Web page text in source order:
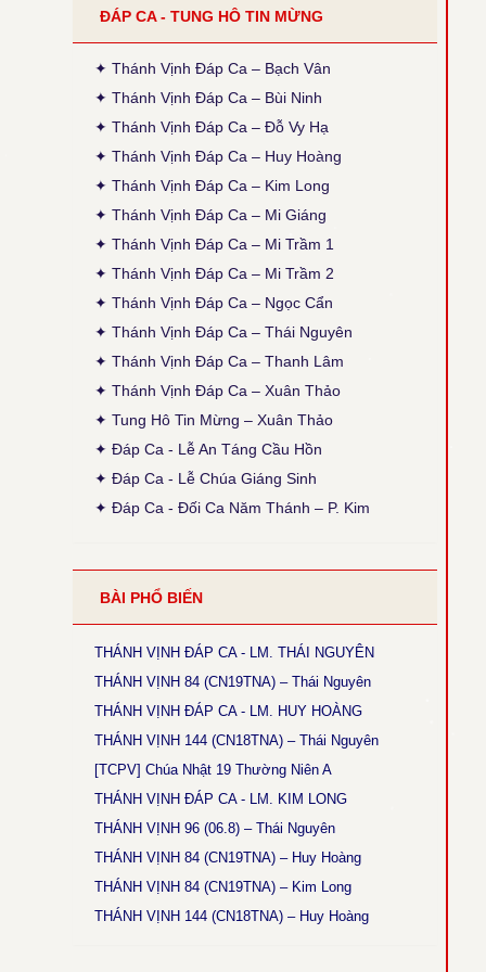
Thời gian cập nhật: 14:35, ngày 30-03-2026
Đính chính ĐK: Thánh Điện = Thánh Diện
● Thánh Vịnh 120 - Xuân Thảo
Thời gian cập nhật: 14:50, ngày 04-02-2026
Sửa phiên khúc 2, chữ cuối: "sao đành" thành
"cho đành", theo bản gốc (x. ấn bản 2020, TCPV
Tổng Hợp, Xuân Thảo, p. 496).
Thời gian cập nhật: 15:45, ngày 03-12-2025
Cập nhật thêm Alleluia Lễ Vọng Giáng Sinh theo
Chúa Nhật 12 TNA, Thánh Giuse, cập nhật lại
phiên khúc cuối (tham chiếu: Sách Bài Đọc và
● Thánh Vịnh 103 - Kim Long
Lễ Chính Ngày: Chúa Thánh Thần Hiện Xuống.
Sửa lại nội dung câu thứ 2 của phiên khúc 1.
● Thánh Vịnh 103 - Thanh Lâm
Thời gian cập nhật: 15:45, ngày 03-12-2025
● Thánh Vịnh 68 - Kim Long
Chúa Nhật 12 Thường Niên A: Câu đáp: bỏ chữ
khẩn, chữ con luyến nốt G+F.
● Thánh Vịnh 144 - Kim Long
Thời gian cập nhật: 15:45, ngày 03-12-2025
Chúa Nhật 18 TNA và 17TNB: Phiên khúc 3 sửa
chữ: “rất” thành “thật”
● Magnificat Lc 1 - Kim Long
Lễ Mân Côi, Chúa Nhật 3 Mùa Vọng B: sửa chữ
cuối cùng phiên khúc cuối: “ngàn sau” thành
● Thánh Vịnh 146 - Kim Long
ĐÁP CA - TUNG HÔ TIN MỪNG
✦ Thánh Vịnh Đáp Ca – Bạch Vân
✦ Thánh Vịnh Đáp Ca – Bùi Ninh
✦ Thánh Vịnh Đáp Ca – Đỗ Vy Hạ
✦ Thánh Vịnh Đáp Ca – Huy Hoàng
✦ Thánh Vịnh Đáp Ca – Kim Long
✦ Thánh Vịnh Đáp Ca – Mi Giáng
✦ Thánh Vịnh Đáp Ca – Mi Trầm 1
✦ Thánh Vịnh Đáp Ca – Mi Trầm 2
✦ Thánh Vịnh Đáp Ca – Ngọc Cẩn
✦ Thánh Vịnh Đáp Ca – Thái Nguyên
✦ Thánh Vịnh Đáp Ca – Thanh Lâm
✦ Thánh Vịnh Đáp Ca – Xuân Thảo
✦ Tung Hô Tin Mừng – Xuân Thảo
✦ Đáp Ca - Lễ An Táng Cầu Hồn
✦ Đáp Ca - Lễ Chúa Giáng Sinh
✦ Đáp Ca - Đối Ca Năm Thánh – P. Kim
BÀI PHỔ BIẾN
THÁNH VỊNH ĐÁP CA - LM. THÁI NGUYÊN
THÁNH VỊNH 84 (CN19TNA) – Thái Nguyên
THÁNH VỊNH ĐÁP CA - LM. HUY HOÀNG
THÁNH VỊNH 144 (CN18TNA) – Thái Nguyên
[TCPV] Chúa Nhật 19 Thường Niên A
THÁNH VỊNH ĐÁP CA - LM. KIM LONG
THÁNH VỊNH 96 (06.8) – Thái Nguyên
THÁNH VỊNH 84 (CN19TNA) – Huy Hoàng
THÁNH VỊNH 84 (CN19TNA) – Kim Long
THÁNH VỊNH 144 (CN18TNA) – Huy Hoàng